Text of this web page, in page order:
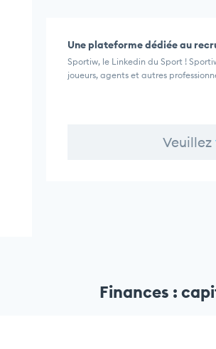
Une plateforme dédiée au
Sportiw, le Linkedin du Sport !
joueurs, agents et autres
Veuillez
Finances :